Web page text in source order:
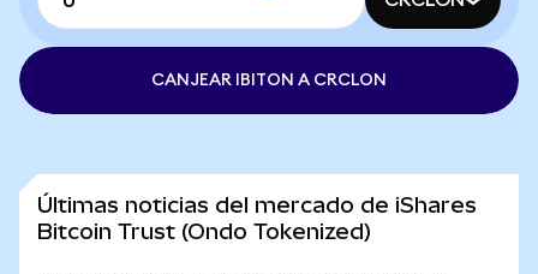
CANJEAR IBITON A CRCLON
Últimas noticias del mercado de iShares
Bitcoin Trust (Ondo Tokenized)